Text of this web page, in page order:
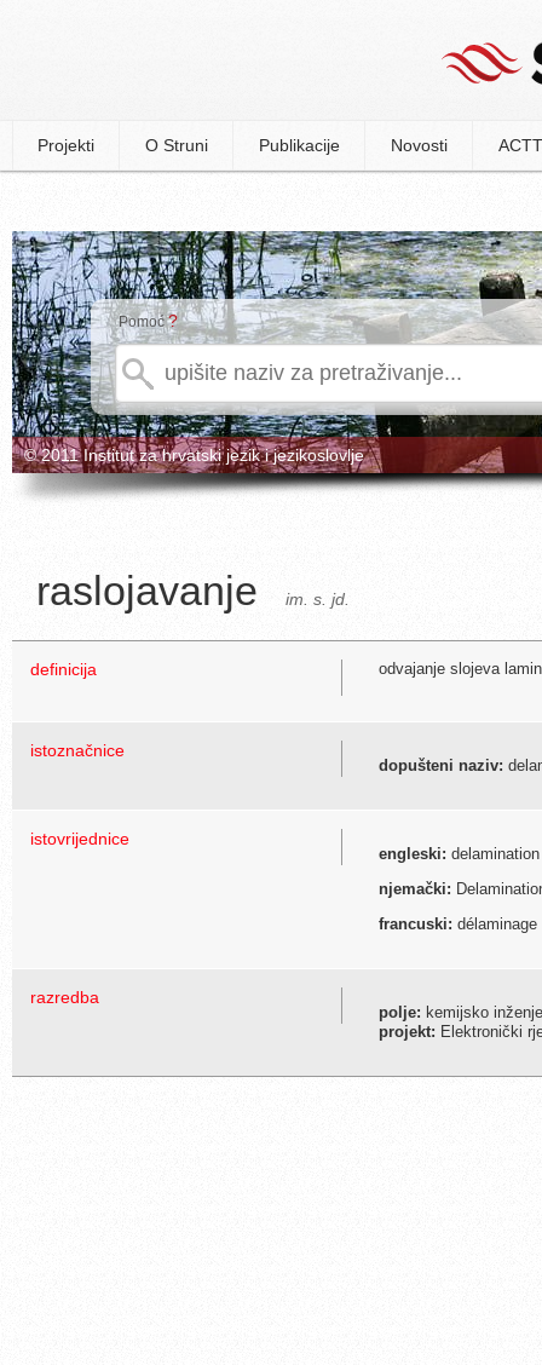
Projekti O Struni Publikacije Novosti
Pomoć?
© 2011 Institut za hrvatski jezik i jezikoslovlje
raslojavanje im. s. jd.
definicija odvajanje slojeva
istoznačnice
dopušteni naziv:
istovrijednice
engleski: delamination
njemački:
francuski: délaminage
razredba
polje: kemijsko
projekt: Elektronički